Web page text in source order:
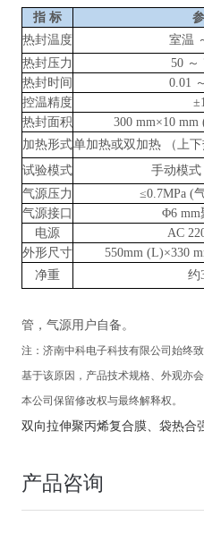
指 标 参
热封温度
室温
热封压力
50 ～
热封时间
0.01
控温精度
热封面积
300 mm×10
加热形式单加热或双加热
（上
试验模式
手动模式
气源压力
≤0.7MPa (
气源接口
Φ6 mm
电源
AC
外形尺寸
550mm (L)×330
净重
约
管，气源用户自备。
注： 济南中科电子科技有限公司 始终
基于该原因，产品技术规格、外观亦
本公司保留修改权与最终解释权。
双向拉伸聚丙烯复合膜、袋热合
产品咨询